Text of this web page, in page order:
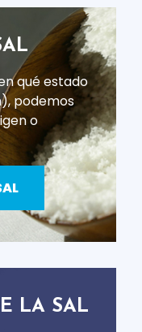
qué estado
podemos
o
LA SAL